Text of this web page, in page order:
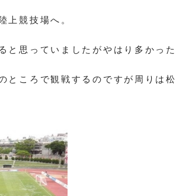
上競技場へ。
と思っていましたがやはり多かった
ところで観戦するのですが周りは